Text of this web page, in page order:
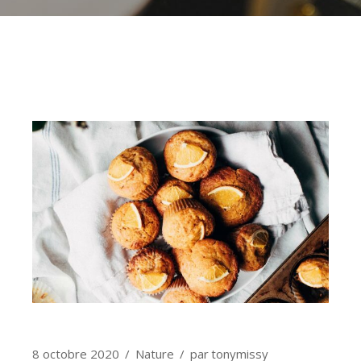
8 octobre 2020 Nature partonymissy